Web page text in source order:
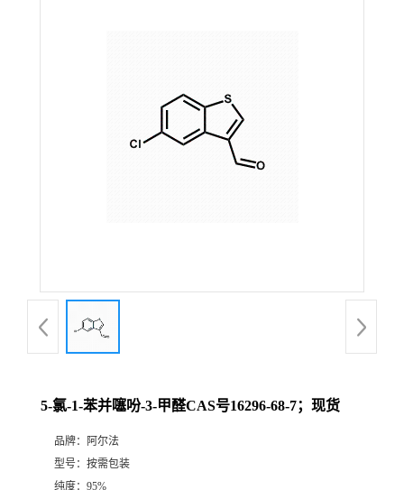
厅5-氯-1-苯并噻吩-3-甲醛CAS号16296-68-7；现货
品牌：
阿尔法
型号： 按需包装
纯度： 95%